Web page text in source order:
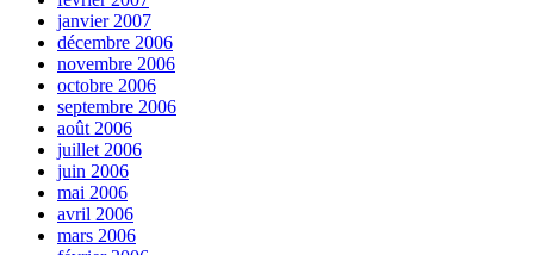
janvier 2007
décembre 2006
novembre 2006
octobre 2006
septembre 2006
août 2006
juillet 2006
juin 2006
mai 2006
avril 2006
mars 2006